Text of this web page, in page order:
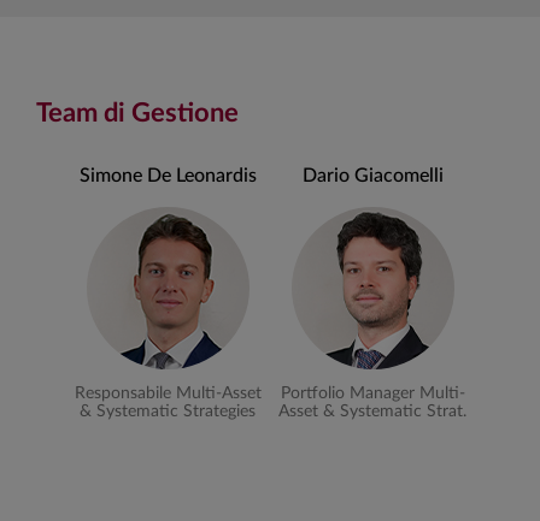
Team di Gestione
Simone De Leonardis
Responsabile Multi-Asset
& Systematic Strategies
Dario Giacomelli
Portfolio Manager Multi-
Asset & Systematic Strat.